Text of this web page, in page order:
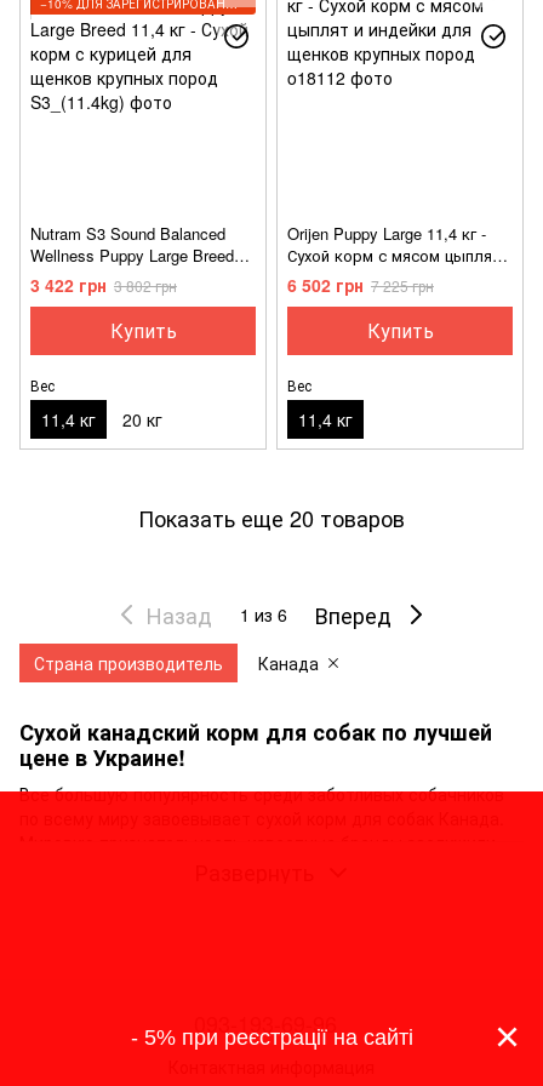
−10% ДЛЯ ЗАРЕГИСТРИРОВАННЫХ КЛИЕНТОВ
Nutram S3 Sound Balanced
Wellness Puppy Large Breed
11,4 кг - Сухой корм с
курицей для щенков крупных
3 422 грн 3 802 грн
Купить
Вес
11,4 кг 20 кг
Orijen Puppy Large 11,4 кг -
Сухой корм с мясом цыплят
и индейки для щенков
крупных пород
6 502 грн 7 225 грн
Купить
Вес
11,4 кг
Показать еще 20 товаров
Назад 1 из 6 Вперед
Сухой канадский корм для собак по лучшей
цене в Украине!
Все большую популярность среди заботливых собачников
действуют высокие стандарты производства,
Страна производитель Канада
093-193-69-96 ×
- 5% при реєстрації на сайті